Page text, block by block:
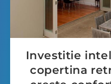
Investitie
copertina